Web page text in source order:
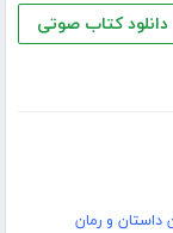
دانلود کتاب صوتی
داستان و رمان